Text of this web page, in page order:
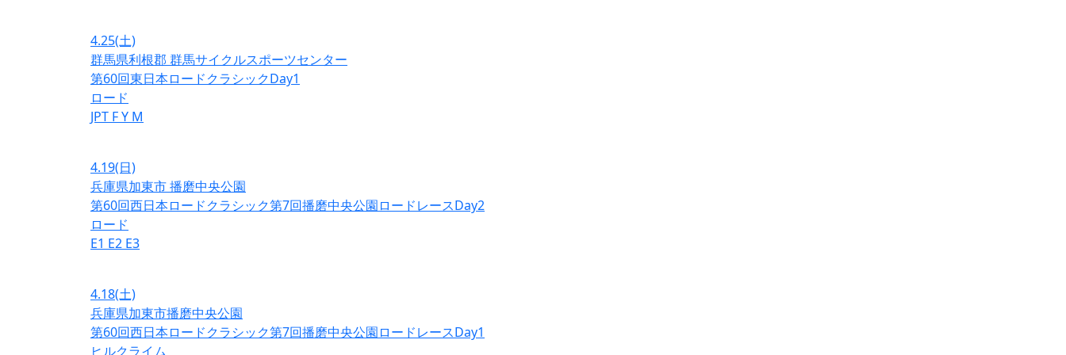
4.25(土)
群馬県利根郡 群馬サイクルスポーツセンター
第60回東日本ロードクラシックDay1
ロード
JPT FY M
4.19(日)
兵庫県加東市 播磨中央公園
第60回西日本ロードクラシック第7回播磨中央公園ロードレースDay2
ロード
E1 E2 E3
4.18(土)
兵庫県加東市播磨中央公園
第60回西日本ロードクラシック第7回播磨中央公園ロードレースDay1
ヒルクライム